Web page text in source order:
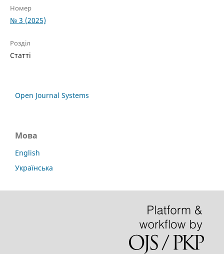
Номер
№ 3 (2025)
Розділ
Статті
Open Journal Systems
Мова
English
Українська